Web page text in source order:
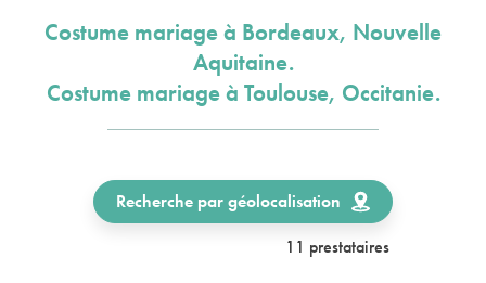
Costume mariage à Bordeaux, Nouvelle
Aquitaine.
Costume mariage à Toulouse, Occitanie.
Recherche par géolocalisation
11 prestataires